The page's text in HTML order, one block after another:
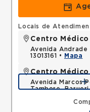
Locais de
Centro Médico
Avenida Andrade
13013161 •
Mapa
Centro
Avenida Marcos
Tambore,